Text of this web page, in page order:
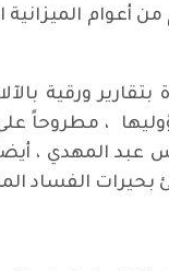
من أعوام
ورقية
، مطروحاً
عبد المهدي ،
الفساد